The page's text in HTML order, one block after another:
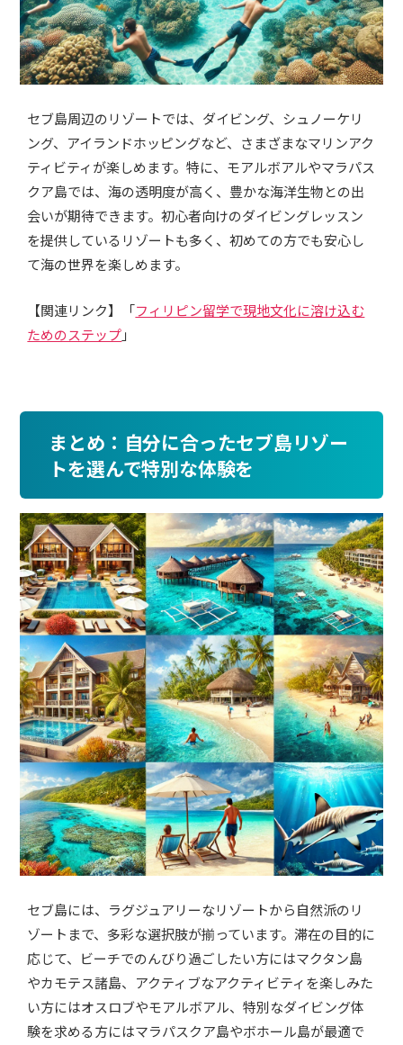
セブ島周辺のリゾートでは、ダイビング、シュノーケリ
ング、アイランドホッピングなど、さまざまなマリンアク
ティビティが楽しめます。特に、モアルボアルやマラパス
クア島では、海の透明度が高く、豊かな海洋生物との出
会いが期待できます。初心者向けのダイビングレッスン
を提供しているリゾートも多く、初めての方でも安心し
て海の世界を楽しめます。
【関連リンク】「フィリピン留学で現地文化に溶け込む
ためのステップ」
まとめ：自分に合ったセブ島リゾー
トを選んで特別な体験を
セブ島には、ラグジュアリーなリゾートから自然派のリ
ゾートまで、多彩な選択肢が揃っています。滞在の目的に
応じて、ビーチでのんびり過ごしたい方にはマクタン島
やカモテス諸島、アクティブなアクティビティを楽しみた
い方にはオスロブやモアルボアル、特別なダイビング体
験を求める方にはマラパスクア島やボホール島が最適で